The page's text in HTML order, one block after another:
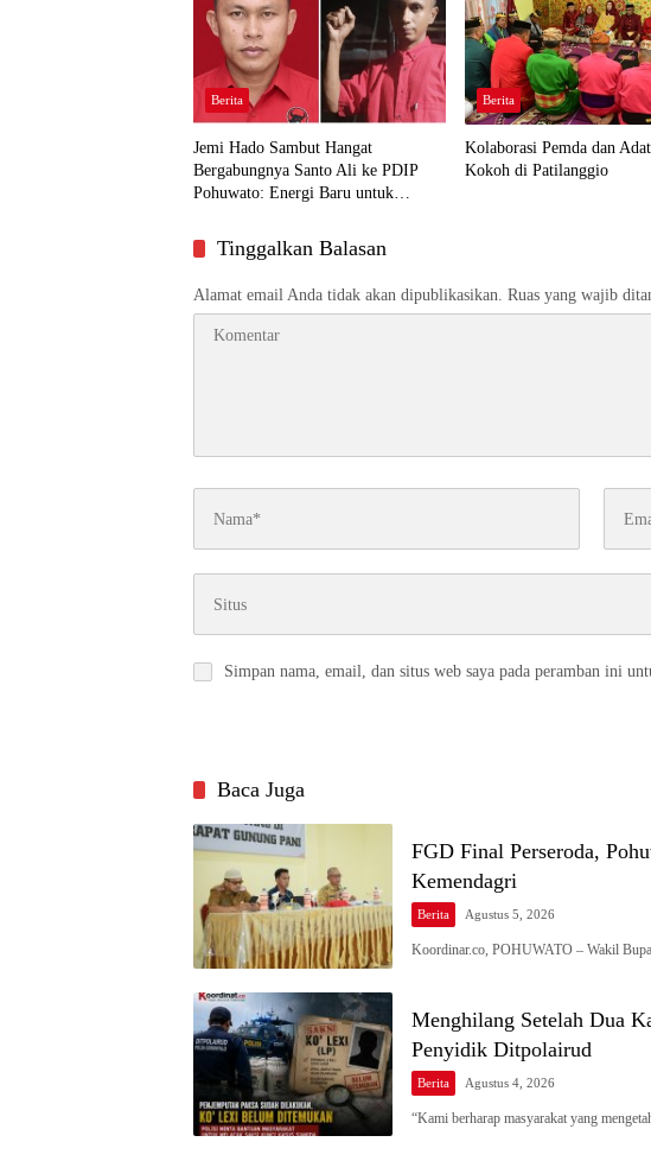
Berita
Jemi Hado Sambut Hangat
Bergabungnya Santo Ali ke PDIP
Pohuwato: Energi Baru untuk
Berita
Kolaborasi Pemda dan
Kokoh di Patilanggio
Tinggalkan Balasan
Alamat email Anda tidak akan dipublikasikan. Ruas yang wajib
Simpan nama, email, dan situs web saya pada peramban ini
Baca Juga
FGD Final Perseroda,
Kemendagri
Berita Agustus 5, 2026
Koordinar.co, POHUWATO – Wakil
Menghilang Setelah Dua
Penyidik Ditpolairud
Berita Agustus 4, 2026
“Kami berharap masyarakat yang